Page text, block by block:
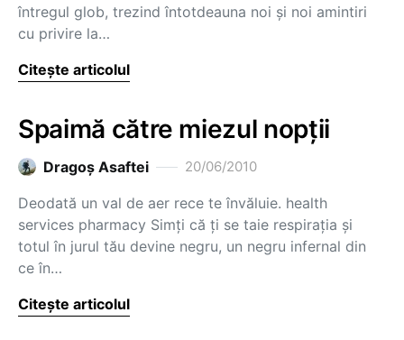
întregul glob, trezind întotdeauna noi şi noi amintiri
cu privire la…
Citește articolul
Spaimă către miezul nopţii
Dragoş Asaftei 20/06/2010
Deodată un val de aer rece te învăluie. health
services pharmacy Simţi că ţi se taie respiraţia şi
totul în jurul tău devine negru, un negru infernal din
ce în…
Citește articolul